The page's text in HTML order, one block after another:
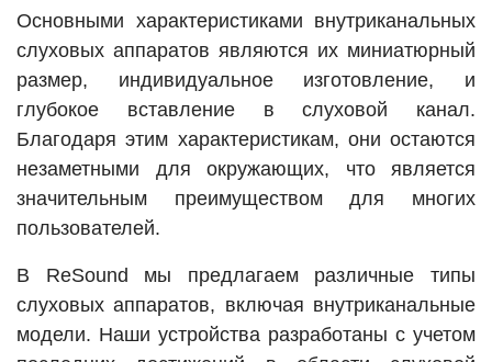
Основными характеристиками внутриканальных
слуховых аппаратов являются их миниатюрный
размер, индивидуальное изготовление, и
глубокое вставление в слуховой канал.
Благодаря этим характеристикам, они остаются
незаметными для окружающих, что является
значительным преимуществом для многих
пользователей.
В ReSound мы предлагаем различные типы
слуховых аппаратов, включая внутриканальные
модели. Наши устройства разработаны с учетом